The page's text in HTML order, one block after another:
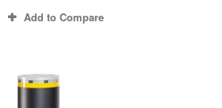
Add to Compare